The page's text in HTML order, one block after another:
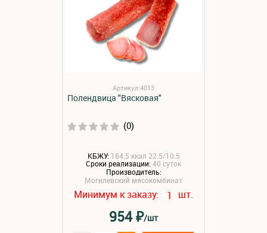
Артикул:4013
Полендвица "Вясковая"
(0)
КБЖУ: 184.5 ккал 22.5/10.5
Сроки реализации:40 суток
Производитель:
Могилевский мясокомбинат
Минимум к заказу: 1 шт.
954₽/шт